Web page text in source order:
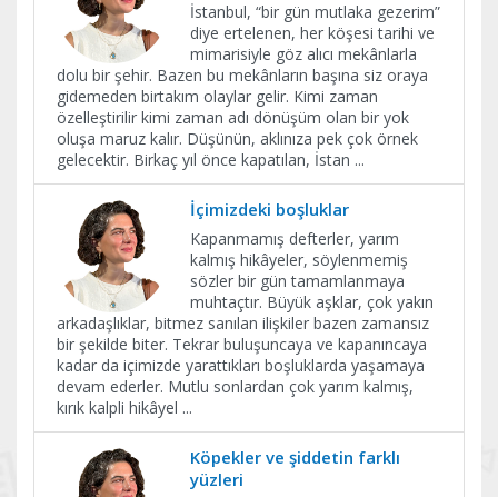
İstanbul, “bir gün mutlaka gezerim”
diye ertelenen, her köşesi tarihi ve
mimarisiyle göz alıcı mekânlarla
dolu bir şehir. Bazen bu mekânların başına siz oraya
gidemeden birtakım olaylar gelir. Kimi zaman
özelleştirilir kimi zaman adı dönüşüm olan bir yok
oluşa maruz kalır. Düşünün, aklınıza pek çok örnek
gelecektir. Birkaç yıl önce kapatılan, İstan ...
İçimizdeki boşluklar
Kapanmamış defterler, yarım
kalmış hikâyeler, söylenmemiş
sözler bir gün tamamlanmaya
muhtaçtır. Büyük aşklar, çok yakın
arkadaşlıklar, bitmez sanılan ilişkiler bazen zamansız
bir şekilde biter. Tekrar buluşuncaya ve kapanıncaya
kadar da içimizde yarattıkları boşluklarda yaşamaya
devam ederler. Mutlu sonlardan çok yarım kalmış,
kırık kalpli hikâyel ...
Köpekler ve şiddetin farklı
yüzleri